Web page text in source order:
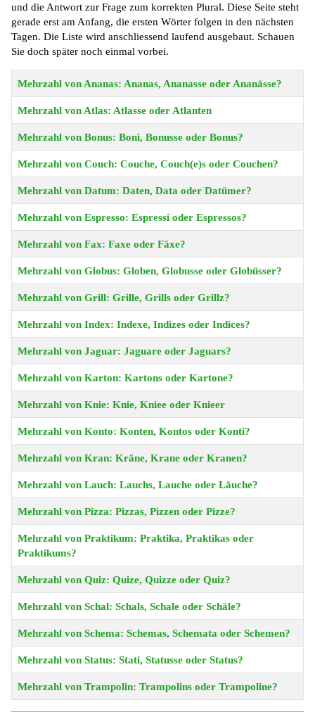
und die Antwort zur Frage zum korrekten Plural. Diese Seite steht
gerade erst am Anfang, die ersten Wörter folgen in den nächsten
Tagen. Die Liste wird anschliessend laufend ausgebaut. Schauen
Sie doch später noch einmal vorbei.
Title
Mehrzahl von Ananas: Ananas, Ananasse oder Ananässe?
Mehrzahl von Atlas: Atlasse oder Atlanten
Mehrzahl von Bonus: Boni, Bonusse oder Bonus?
Mehrzahl von Couch: Couche, Couch(e)s oder Couchen?
Mehrzahl von Datum: Daten, Data oder Datümer?
Mehrzahl von Espresso: Espressi oder Espressos?
Mehrzahl von Fax: Faxe oder Fäxe?
Mehrzahl von Globus: Globen, Globusse oder Globüsser?
Mehrzahl von Grill: Grille, Grills oder Grillz?
Mehrzahl von Index: Indexe, Indizes oder Indices?
Mehrzahl von Jaguar: Jaguare oder Jaguars?
Mehrzahl von Karton: Kartons oder Kartone?
Mehrzahl von Knie: Knie, Kniee oder Knieer
Mehrzahl von Konto: Konten, Kontos oder Konti?
Mehrzahl von Kran: Kräne, Krane oder Kranen?
Mehrzahl von Lauch: Lauchs, Lauche oder Läuche?
Mehrzahl von Pizza: Pizzas, Pizzen oder Pizze?
Mehrzahl von Praktikum: Praktika, Praktikas oder
Praktikums?
Mehrzahl von Quiz: Quize, Quizze oder Quiz?
Mehrzahl von Schal: Schals, Schale oder Schäle?
Mehrzahl von Schema: Schemas, Schemata oder Schemen?
Mehrzahl von Status: Stati, Statusse oder Status?
Mehrzahl von Trampolin: Trampolins oder Trampoline?